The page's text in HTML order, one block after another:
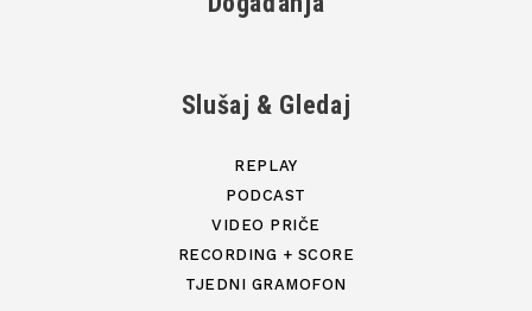
Slušaj & Gledaj
REPLAY
PODCAST
VIDEO PRIČE
RECORDING + SCORE
TJEDNI GRAMOFON